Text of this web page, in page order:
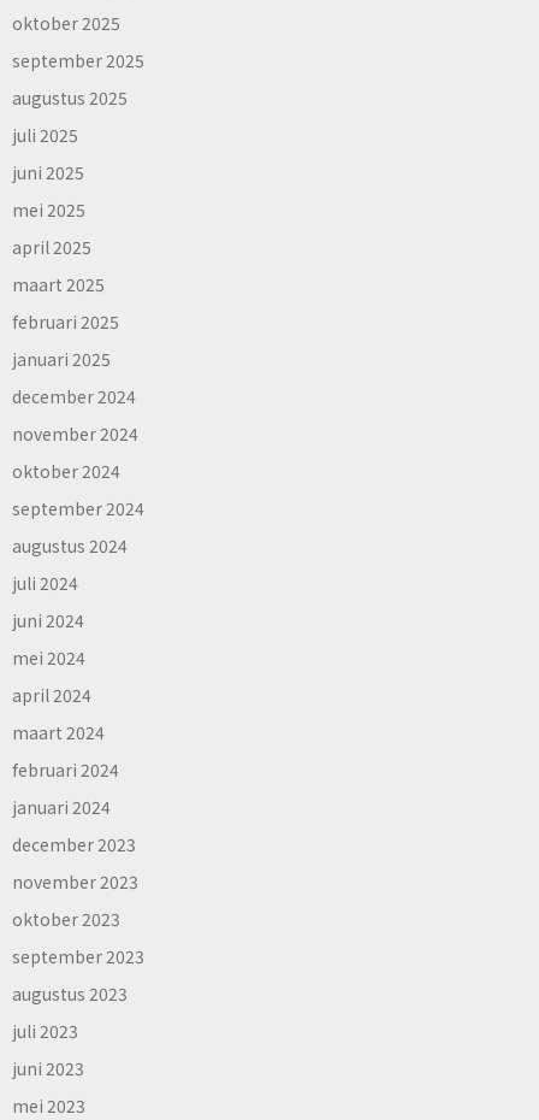
oktober 2025
september 2025
augustus 2025
juli 2025
juni 2025
mei 2025
april 2025
maart 2025
februari 2025
januari 2025
december 2024
november 2024
oktober 2024
september 2024
augustus 2024
juli 2024
juni 2024
mei 2024
april 2024
maart 2024
februari 2024
januari 2024
december 2023
november 2023
oktober 2023
september 2023
augustus 2023
juli 2023
juni 2023
mei 2023